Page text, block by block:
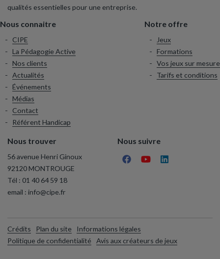
qualités essentielles pour une entreprise.
Nous connaitre
CIPE
La Pédagogie Active
Nos clients
Actualités
Événements
Médias
Contact
Référent Handicap
Notre offre
Jeux
Formations
Vos jeux sur mesure
Tarifs et conditions
Nous trouver
56 avenue Henri Ginoux
92120 MONTROUGE
Tél : 01 40 64 59 18
email : info@cipe.fr
Nous suivre
Crédits Plan du site
Informations légales
Politique de confidentialité
Avis aux créateurs de jeux